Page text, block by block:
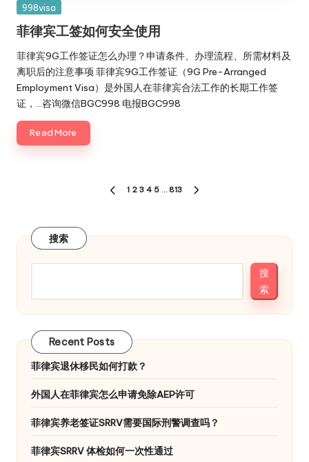
Posted
in
998visa
菲律宾工签如何安全使用
菲律宾9G工作签证怎么办理？申请条件、办理流程、所需材料及
离职后的注意事项 菲律宾9G工作签证（9G Pre-Arranged
Employment Visa）是外国人在菲律宾合法工作的长期工作签
证，…咨询微信BGC998 电报BGC998
Read More
分
PREVIOUS
1 2 3 4 5 … 813
搜索
搜
索
Recent Posts
菲律宾退休移民如何打款？
外国人在菲律宾怎么申请免除AEP许可
菲律宾养老签证SRRV需要国际刑警调查吗？
菲律宾SRRV 体检如何一次性通过